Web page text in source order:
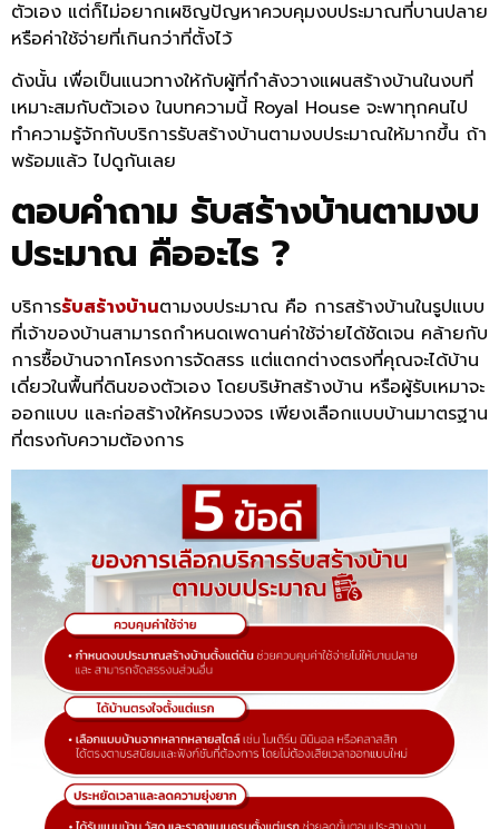
ตัวเอง แต่ก็ไม่อยากเผชิญปัญหาควบคุมงบประมาณที่บานปลาย
หรือค่าใช้จ่ายที่เกินกว่าที่ตั้งไว้
ดังนั้น เพื่อเป็นแนวทางให้กับผู้ที่กำลังวางแผนสร้างบ้านในงบที่
เหมาะสมกับตัวเอง ในบทความนี้ Royal House จะพาทุกคนไป
ทำความรู้จักกับบริการรับสร้างบ้านตามงบประมาณให้มากขึ้น ถ้า
พร้อมแล้ว ไปดูกันเลย
ตอบคำถาม รับสร้างบ้านตามงบ
ประมาณ คืออะไร ?
บริการรับสร้างบ้านตามงบประมาณ คือ การสร้างบ้านในรูปแบบ
ที่เจ้าของบ้านสามารถกำหนดเพดานค่าใช้จ่ายได้ชัดเจน คล้ายกับ
การซื้อบ้านจากโครงการจัดสรร แต่แตกต่างตรงที่คุณจะได้บ้าน
เดี่ยวในพื้นที่ดินของตัวเอง โดยบริษัทสร้างบ้าน หรือผู้รับเหมาจะ
ออกแบบ และก่อสร้างให้ครบวงจร เพียงเลือกแบบบ้านมาตรฐาน
ที่ตรงกับความต้องการ